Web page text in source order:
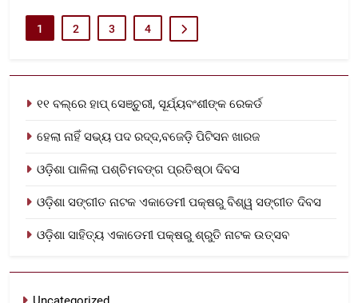
1 2 3 4
୧୧ ବଲ୍‌ରେ ହାପ୍ ସେଞ୍ଚୁରୀ, ସୂର୍ଯ୍ୟବଂଶୀଙ୍କ ରେକର୍ଡ
ହେଲା ନାହିଁ ସଭ୍ୟ ପଦ ରଦ୍ଦ,ବଜେଡ଼ି ପିଟିସନ ଖାରଜ
ଓଡ଼ିଶା ପାଳିଲା ପଶ୍ଚିମବଙ୍ଗ ପ୍ରତିଷ୍ଠା ଦିବସ
ଓଡ଼ିଶା ସଙ୍ଗୀତ ନାଟକ ଏକାଡେମୀ ପକ୍ଷରୁ ବିଶ୍ୱ ସଙ୍ଗୀତ ଦିବସ
ଓଡ଼ିଶା ସାହିତ୍ୟ ଏକାଡେମୀ ପକ୍ଷରୁ ଶ୍ରୁତି ନାଟକ ଉତ୍ସବ